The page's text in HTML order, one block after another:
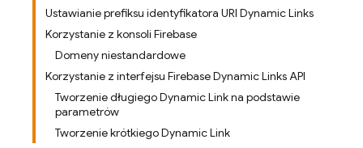
Ustawianie prefiksu identyfikatora URI Dynamic Links
Korzystanie z konsoli Firebase
Domeny niestandardowe
Korzystanie z interfejsu Firebase Dynamic Links API
Tworzenie długiego Dynamic Link na podstawie
parametrów
Tworzenie krótkiego Dynamic Link